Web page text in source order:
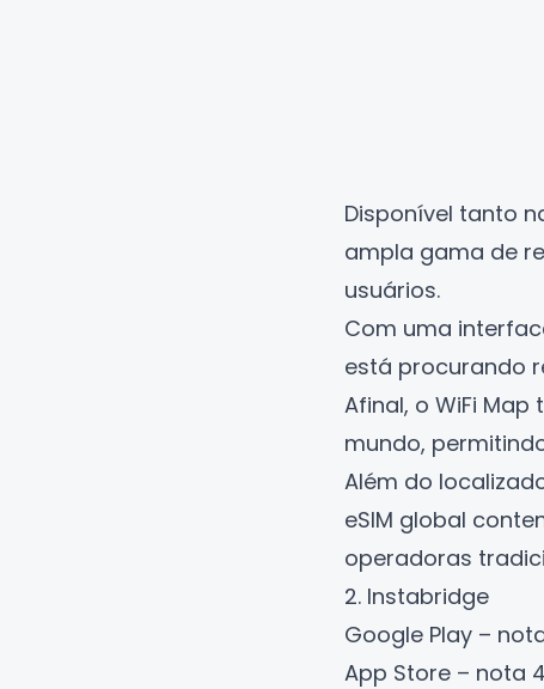
Disponível tanto
ampla gama de
usuários.
Com uma
está procurando
Afinal, o WiFi
mundo,
Além do
eSIM global
operadoras
2. Instabridge
Google Play –
App Store – nota